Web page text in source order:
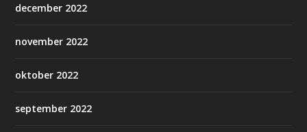
december 2022
november 2022
oktober 2022
september 2022